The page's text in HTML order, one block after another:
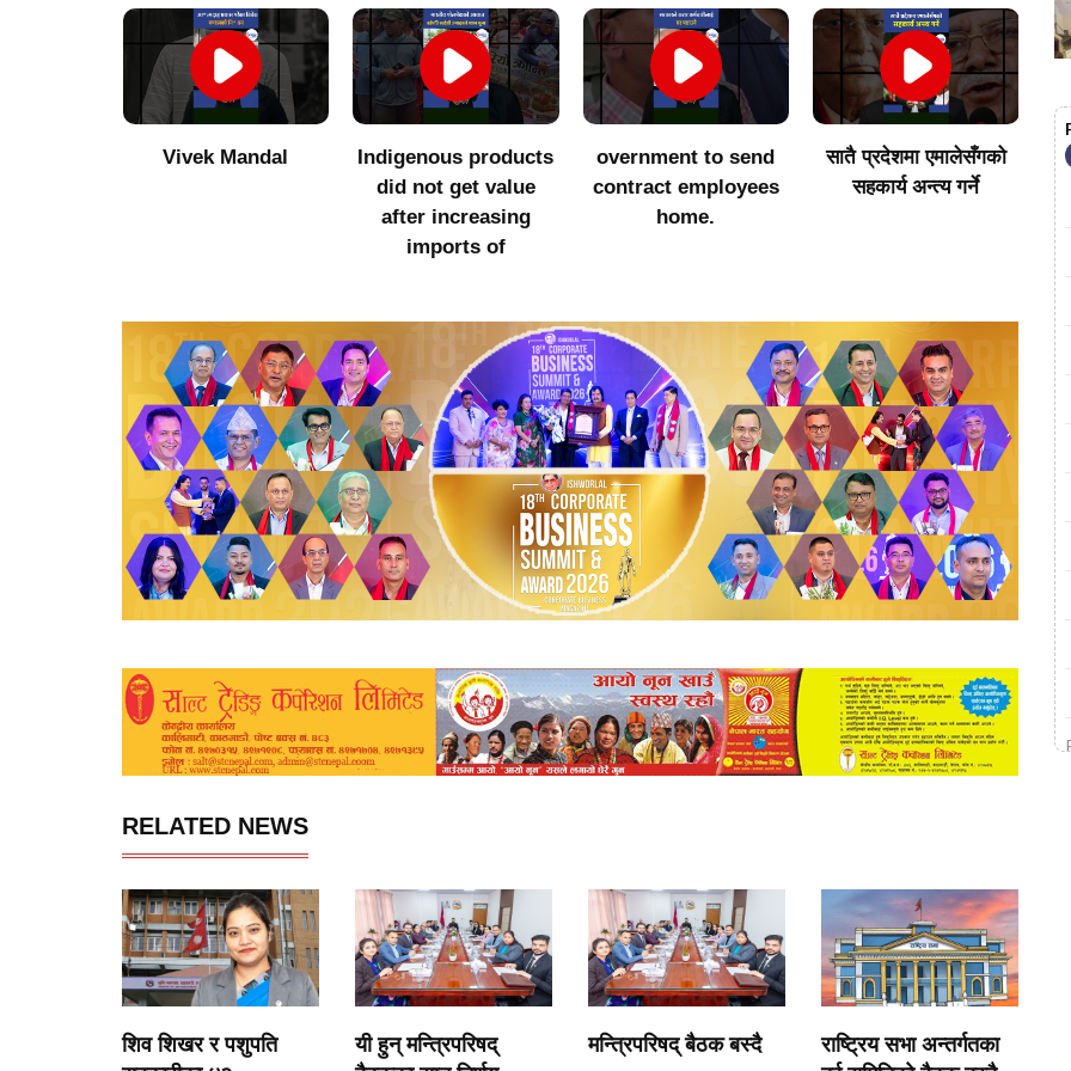
Vivek Mandal
Indigenous products
did not get value
after increasing
imports of
overnment to send
contract employees
home.
सातै प्रदेशमा एमालेसँगको
सहकार्य अन्त्य गर्ने
RELATED NEWS
शिव शिखर र पशुपति
यी हुन् मन्त्रिपरिषद्
मन्त्रिपरिषद् बैठक बस्दै
राष्ट्रिय सभा अन्तर्गतका